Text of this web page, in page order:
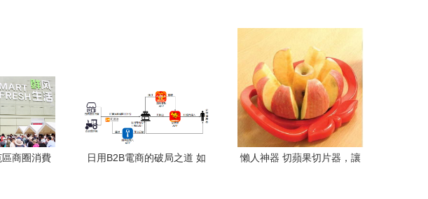
商圈消費
日用B2B電商的破局之道 如
懶人神器 切蘋果切片器，讓